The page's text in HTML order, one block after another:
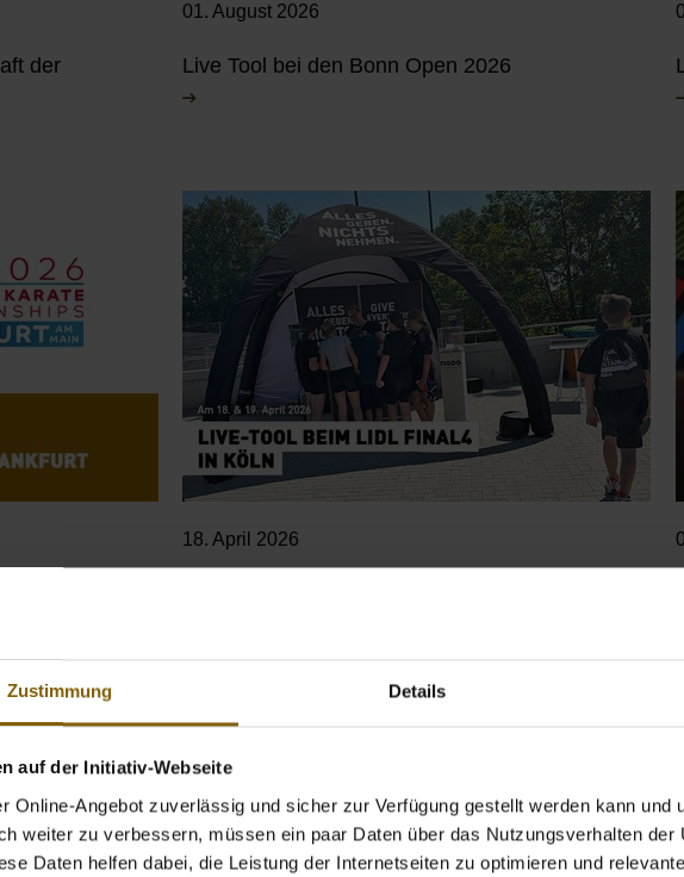
Zustimmung Details
auf der Initiativ-Webseite
Online-Angebot zuverlässig und sicher zur Verfügung gestellt werden kann und
weiter zu verbessern, müssen ein paar Daten über das Nutzungsverhalten der
Daten helfen dabei, die Leistung der Internetseiten zu optimieren und
der
01. August 2026
Live Tool bei den Bonn Open 2026
in
18. April 2026